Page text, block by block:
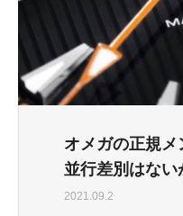
オメガの正規メ
並行差別はない
2021.09.2